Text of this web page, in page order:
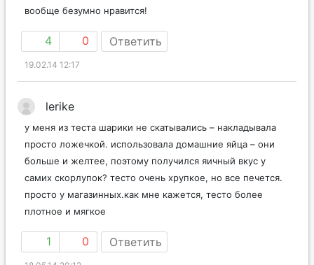
твердыми как камень, а очень вкусными, и мне ваш блог
4 0 Ответить
19.02.14 12:17
у меня из теста шарики не скатывались – накладывала
просто ложечкой. использовала домашние яйца – они
больше и желтее, поэтому получился яичный вкус у
самих скорлупок? тесто очень хрупкое, но все печется.
просто у магазинных.как мне кажется, тесто более
1 0 Ответить